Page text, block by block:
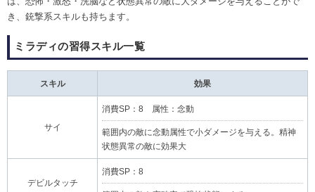
き、銃撃系スキルも持ちます。
ミラディの習得スキル一覧
スキル 効果
サイ
消費SP：8 属性：念動
範囲内の敵に念動属性で小ダメージを与える。精神
状態異常の敵に効果大
デビルタッチ
消費SP：8